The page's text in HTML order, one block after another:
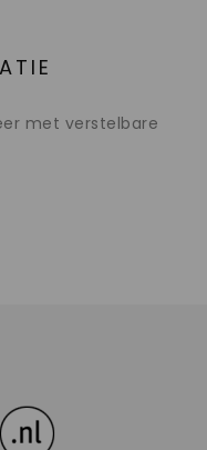
met verstelbare